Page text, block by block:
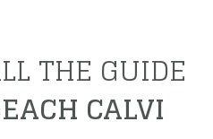
THE GUIDE
CALVI